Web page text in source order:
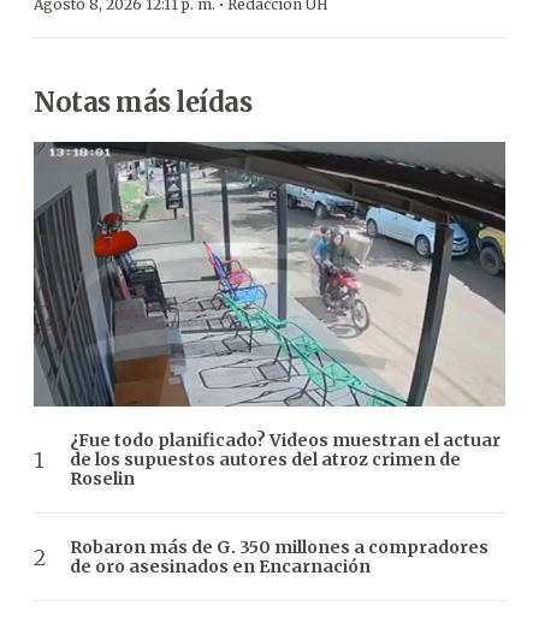
Agosto 8, 2026 12:11 p. m. Redacción ÚH
Notas más leídas
¿Fue todo planificado? Videos muestran el actuar
de los supuestos autores del atroz crimen de
Roselin
Robaron más de G. 350 millones a compradores
de oro asesinados en Encarnación